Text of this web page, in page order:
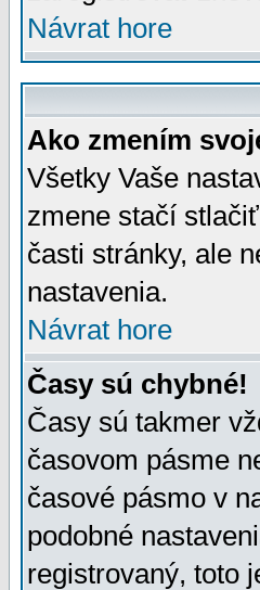
Návrat hore
Ako zmením
Všetky Vaše
zmene stačí
časti stránky, ale
nastavenia.
Návrat hore
Časy sú chybné!
Časy sú takmer
časovom pásme
časové pásmo v
podobné
registrovaný, toto